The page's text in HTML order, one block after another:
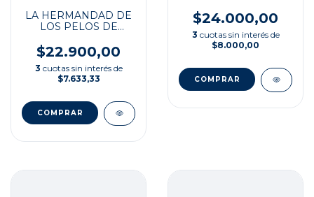
LA HERMANDAD DE
LOS PELOS DE
$22.900,00
3 cuotas sin interés de
$7.633,33
$24.000,00
3 cuotas sin interés de
$8.000,00